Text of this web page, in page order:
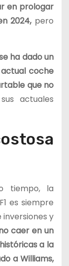
en prologar
2024,pero
ha dado un
coche
que no
actuales
tiempo, la
es siempre
y
caer en un
a la
a Williams,